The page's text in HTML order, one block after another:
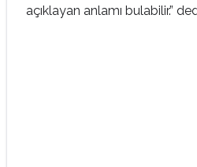
açıklayan anlamı bulabilir.”